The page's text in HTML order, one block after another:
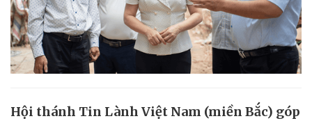
Hội thánh Tin Lành Việt Nam (miền Bắc) góp